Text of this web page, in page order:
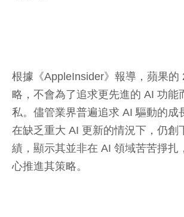
根據《AppleInsider》報導，蘋果的
略，不會為了追求更先進的 AI 功能
私。儘管業界普遍追求 AI 驅動的成
在缺乏重大 AI 更新的情況下，仍創
績，顯示其並非在 AI 領域苦苦掙扎
心推進其策略。